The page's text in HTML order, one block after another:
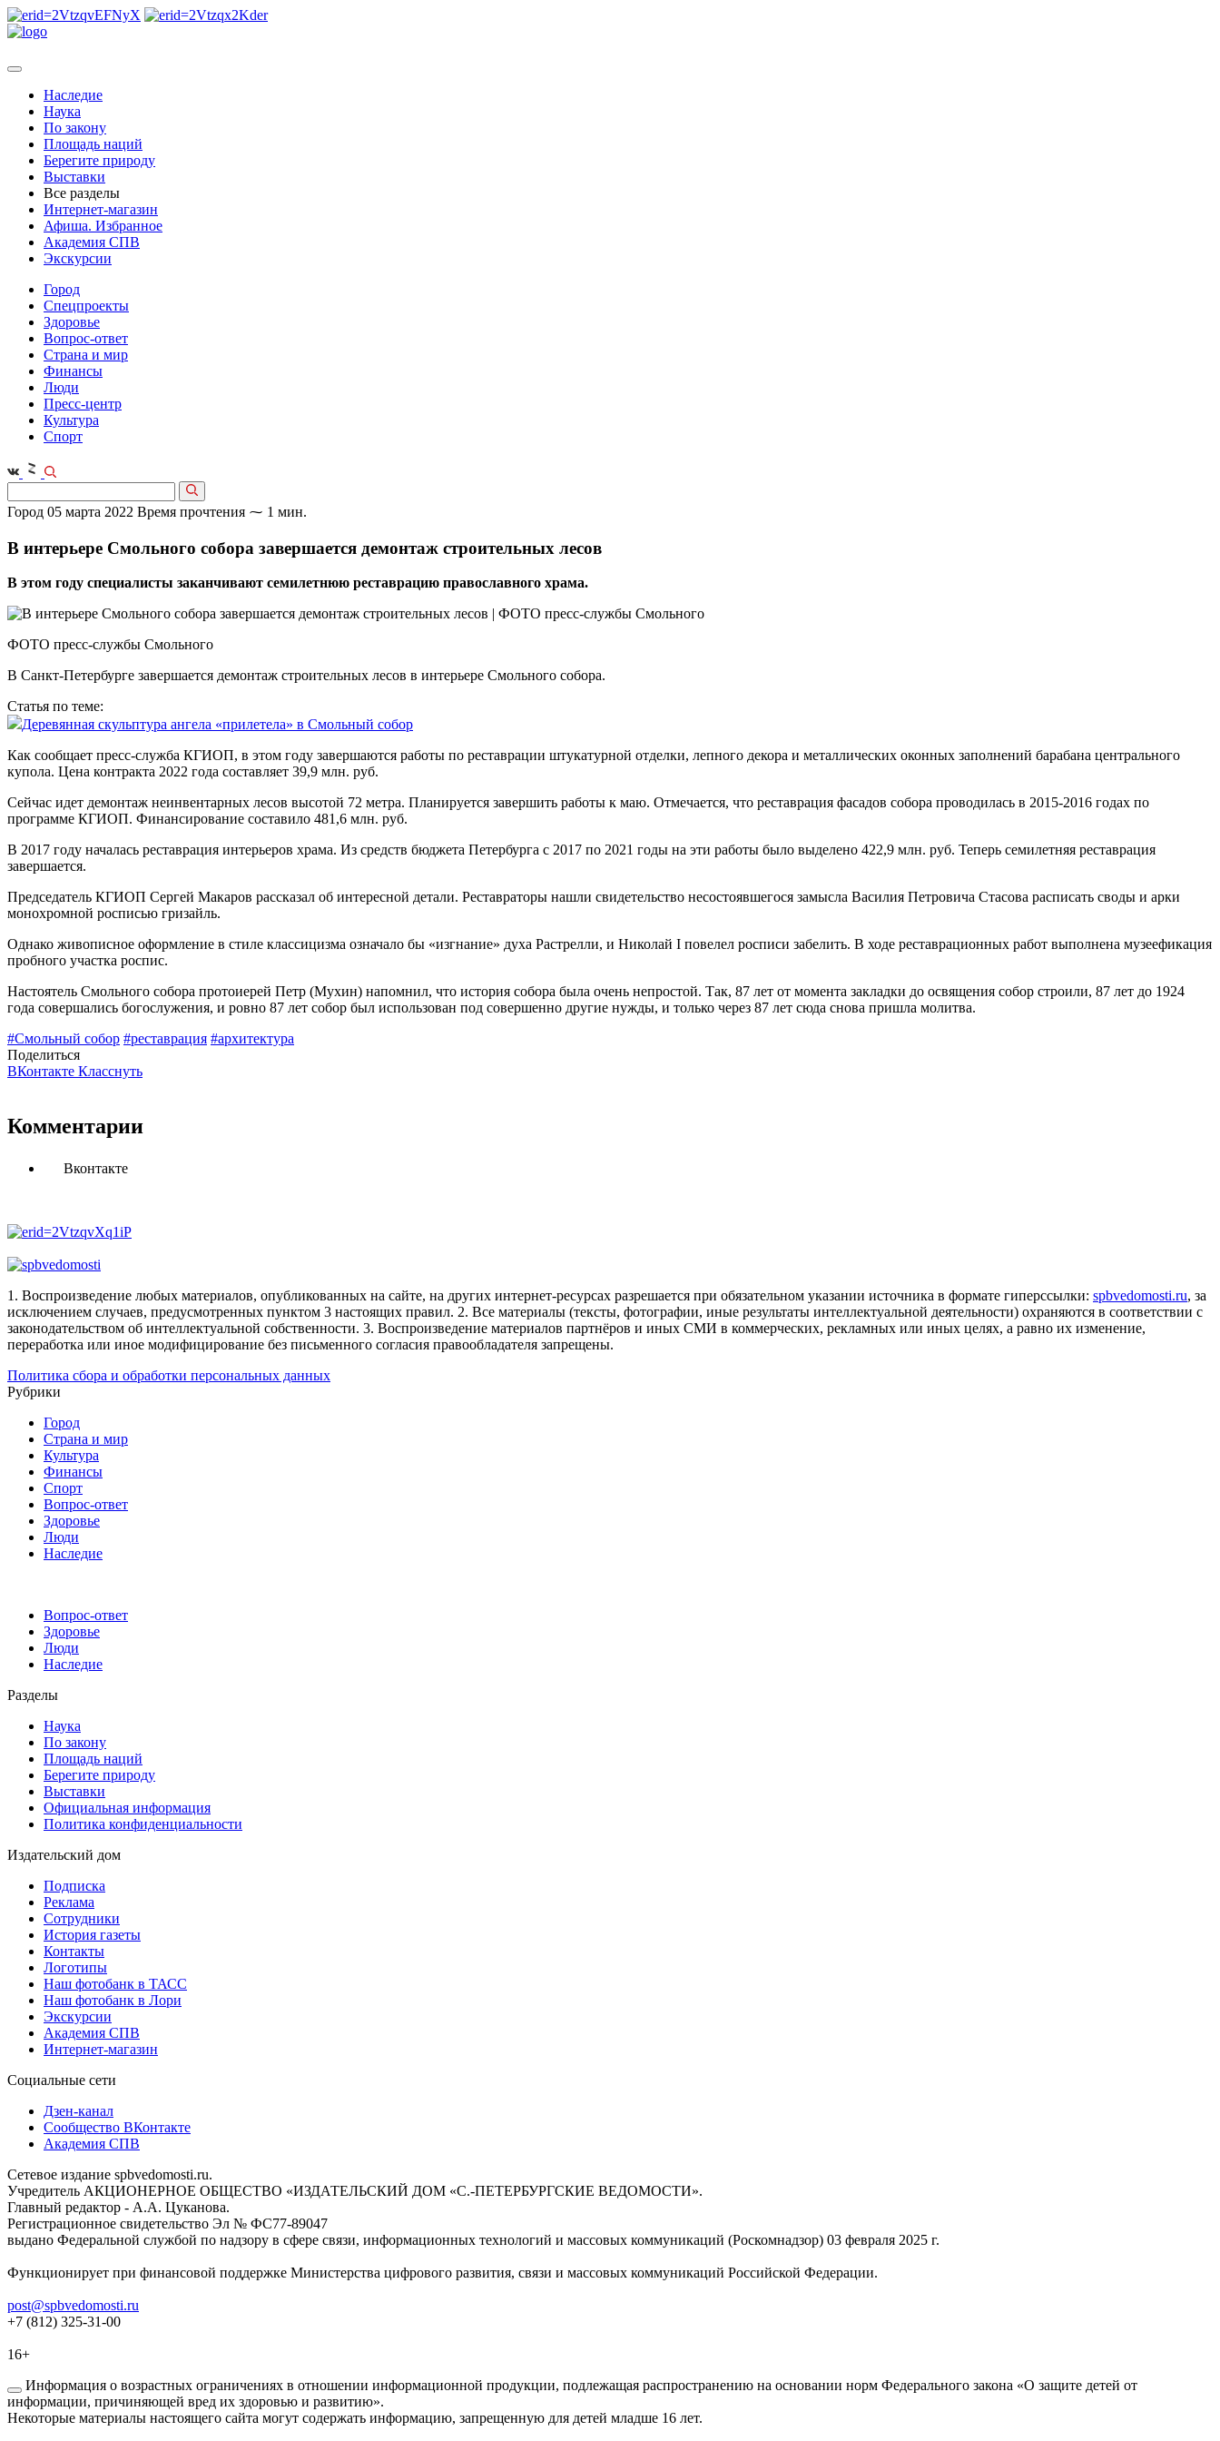
Наследие
Наука
По закону
Площадь наций
Берегите природу
Выставки
Все разделы
Интернет-магазин
Афиша. Избранное
Академия СПВ
Экскурсии
Город
Спецпроекты
Здоровье
Вопрос-ответ
Страна и мир
Финансы
Люди
Пресс-центр
Культура
Спорт
Город 05 марта 2022 Время прочтения ⁓ 1 мин.
В интерьере Смольного собора завершается демонтаж строительных лесов
В этом году специалисты заканчивают семилетнюю реставрацию православного храма.
ФОТО пресс-службы Смольного
В Санкт-Петербурге завершается демонтаж строительных лесов в интерьере Смольного собора.
Статья по теме:
Деревянная скульптура ангела «прилетела» в Смольный собор
Как сообщает пресс-служба КГИОП, в этом году завершаются работы по реставрации штукатурной отделки, лепного декора и металлических оконных заполнений барабана центрального
купола. Цена контракта 2022 года составляет 39,9 млн. руб.
Сейчас идет демонтаж неинвентарных лесов высотой 72 метра. Планируется завершить работы к маю. Отмечается, что реставрация фасадов собора проводилась в 2015-2016 годах по
программе КГИОП. Финансирование составило 481,6 млн. руб.
В 2017 году началась реставрация интерьеров храма. Из средств бюджета Петербурга с 2017 по 2021 годы на эти работы было выделено 422,9 млн. руб. Теперь семилетняя реставрация
завершается.
Председатель КГИОП Сергей Макаров рассказал об интересной детали. Реставраторы нашли свидетельство несостоявшегося замысла Василия Петровича Стасова расписать своды и арки
монохромной росписью гризайль.
Однако живописное оформление в стиле классицизма означало бы «изгнание» духа Растрелли, и Николай I повелел росписи забелить. В ходе реставрационных работ выполнена музеефикация
пробного участка роспис.
Настоятель Смольного собора протоиерей Петр (Мухин) напомнил, что история собора была очень непростой. Так, 87 лет от момента закладки до освящения собор строили, 87 лет до 1924
года совершались богослужения, и ровно 87 лет собор был использован под совершенно другие нужды, и только через 87 лет сюда снова пришла молитва.
#Смольный собор #реставрация #архитектура
Поделиться
ВКонтакте Класснуть
Комментарии
Вконтакте
1. Воспроизведение любых материалов, опубликованных на сайте, на других интернет-ресурсах разрешается при обязательном указании источника в формате гиперссылки: spbvedomosti.ru, за
исключением случаев, предусмотренных пунктом 3 настоящих правил. 2. Все материалы (тексты, фотографии, иные результаты интеллектуальной деятельности) охраняются в соответствии с
законодательством об интеллектуальной собственности. 3. Воспроизведение материалов партнёров и иных СМИ в коммерческих, рекламных или иных целях, а равно их изменение,
переработка или иное модифицирование без письменного согласия правообладателя запрещены.
Политика сбора и обработки персональных данных
Рубрики
Город
Страна и мир
Культура
Финансы
Спорт
Вопрос-ответ
Здоровье
Люди
Наследие
Вопрос-ответ
Здоровье
Люди
Наследие
Разделы
Наука
По закону
Площадь наций
Берегите природу
Выставки
Официальная информация
Политика конфиденциальности
Издательский дом
Подписка
Реклама
Сотрудники
История газеты
Контакты
Логотипы
Наш фотобанк в ТАСС
Наш фотобанк в Лори
Экскурсии
Академия СПВ
Интернет-магазин
Социальные сети
Дзен-канал
Сообщество ВКонтакте
Академия СПВ
Сетевое издание spbvedomosti.ru.
Учредитель АКЦИОНЕРНОЕ ОБЩЕСТВО «ИЗДАТЕЛЬСКИЙ ДОМ «С.-ПЕТЕРБУРГСКИЕ ВЕДОМОСТИ».
Главный редактор - А.А. Цуканова.
Регистрационное свидетельство Эл № ФС77-89047
выдано Федеральной службой по надзору в сфере связи, информационных технологий и массовых коммуникаций (Роскомнадзор) 03 февраля 2025 г.
Функционирует при финансовой поддержке Министерства цифрового развития, связи и массовых коммуникаций Российской Федерации.
post@spbvedomosti.ru
+7 (812) 325-31-00
16+
Информация о возрастных ограничениях в отношении информационной продукции, подлежащая распространению на основании норм Федерального закона «О защите детей от
информации, причиняющей вред их здоровью и развитию».
Некоторые материалы настоящего сайта могут содержать информацию, запрещенную для детей младше 16 лет.